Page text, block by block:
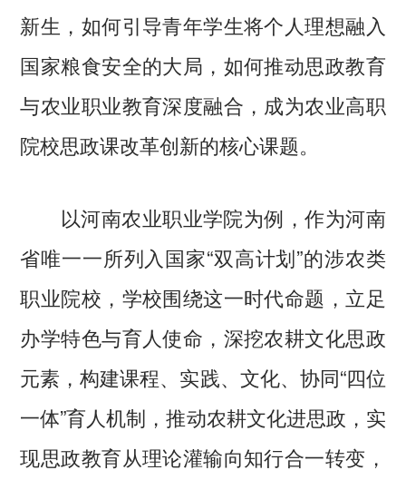
新生，如何引导青年学生将个人理想融入
国家粮食安全的大局，如何推动思政教育
与农业职业教育深度融合，成为农业高职
院校思政课改革创新的核心课题。
以河南农业职业学院为例，作为河南
省唯一一所列入国家“双高计划”的涉农类
职业院校，学校围绕这一时代命题，立足
办学特色与育人使命，深挖农耕文化思政
元素，构建课程、实践、文化、协同“四位
一体”育人机制，推动农耕文化进思政，实
现思政教育从理论灌输向知行合一转变，